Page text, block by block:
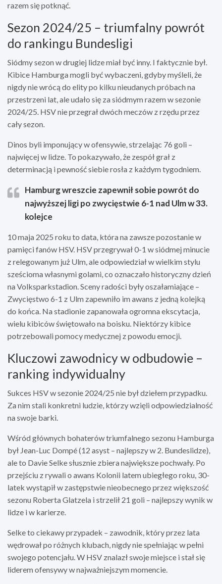
razem się potknąć.
Sezon 2024/25 – triumfalny powrót
do rankingu Bundesligi
Siódmy sezon w drugiej lidze miał być inny. I faktycznie był.
Kibice Hamburga mogli być wybaczeni, gdyby myśleli, że
nigdy nie wrócą do elity po kilku nieudanych próbach na
przestrzeni lat, ale udało się za siódmym razem w sezonie
2024/25. HSV nie przegrał dwóch meczów z rzędu przez
cały sezon.
Dinos byli imponujący w ofensywie, strzelając 76 goli –
najwięcej w lidze. To pokazywało, że zespół grał z
determinacją i pewność siebie rosła z każdym tygodniem.
Hamburg wreszcie zapewnił sobie powrót do
najwyższej ligi po zwycięstwie 6-1 nad Ulm w 33.
kolejce
10 maja 2025 roku to data, która na zawsze pozostanie w
pamięci fanów HSV. HSV przegrywał 0-1 w siódmej minucie
z relegowanym już Ulm, ale odpowiedział w wielkim stylu
sześcioma własnymi golami, co oznaczało historyczny dzień
na Volksparkstadion. Sceny radości były oszałamiające –
Zwycięstwo 6-1 z Ulm zapewniło im awans z jedną kolejką
do końca. Na stadionie zapanowała ogromna ekscytacja,
wielu kibiców świętowało na boisku. Niektórzy kibice
potrzebowali pomocy medycznej z powodu emocji.
Kluczowi zawodnicy w odbudowie –
ranking indywidualny
Sukces HSV w sezonie 2024/25 nie był dziełem przypadku.
Za nim stali konkretni ludzie, którzy wzięli odpowiedzialność
na swoje barki.
Wśród głównych bohaterów triumfalnego sezonu Hamburga
był Jean-Luc Dompé (12 asyst – najlepszy w 2. Bundeslidze),
ale to Davie Selke słusznie zbiera największe pochwały. Po
przejściu z rywali o awans Kolonii latem ubiegłego roku, 30-
latek wystąpił w zastępstwie nieobecnego przez większość
sezonu Roberta Glatzela i strzelił 21 goli – najlepszy wynik w
lidze i w karierze.
Selke to ciekawy przypadek – zawodnik, który przez lata
wędrował po różnych klubach, nigdy nie spełniając w pełni
swojego potencjału. W HSV znalazł swoje miejsce i stał się
liderem ofensywy w najważniejszym momencie.